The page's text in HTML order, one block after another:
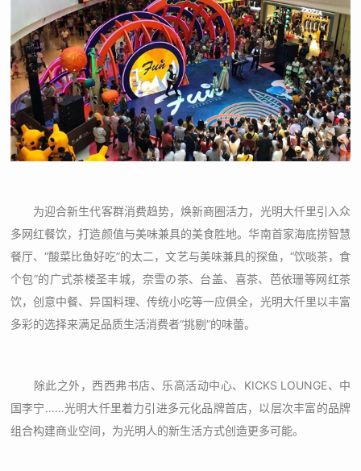
为迎合新生代客群消费趋势，焕新商圈活力，光明大仟里引入众
多网红餐饮，打造颜值与美味兼具的美食胜地。华南首家海底捞智慧
餐厅、“酸菜比鱼好吃”的太二，文艺与美味兼具的探鱼，“饮啖茶，食
个包”的广式茶楼圣丰城，奈雪の茶、台盖、喜茶、芭依珊等网红茶
饮，创意中餐、异国料理、传统小吃等一应俱全，光明大仟里以丰富
多彩的选择来满足品质生活消费者“挑剔”的味蕾。
除此之外，西西弗书店、乐高活动中心、KICKS LOUNGE、中
国李宁……光明大仟里着力引进多元化品牌首店，以层次丰富的品牌
组合构建商业空间，为光明人的新生活方式创造更多可能。